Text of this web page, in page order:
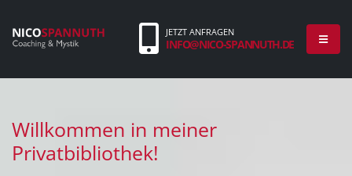
JETZT ANFRAGEN
INFO@NICO-SPANNUTH.DE
Willkommen in meiner
Privatbibliothek!